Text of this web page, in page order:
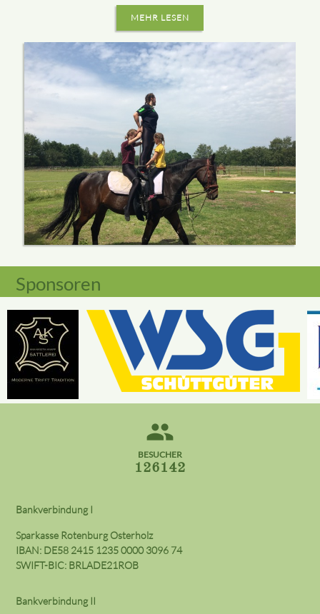
MEHR LESEN
Sponsoren
people
BESUCHER
126142
Bankverbindung I
Sparkasse Rotenburg Osterholz
IBAN: DE58 2415 1235 0000 3096 74
SWIFT-BIC: BRLADE21ROB
Bankverbindung II